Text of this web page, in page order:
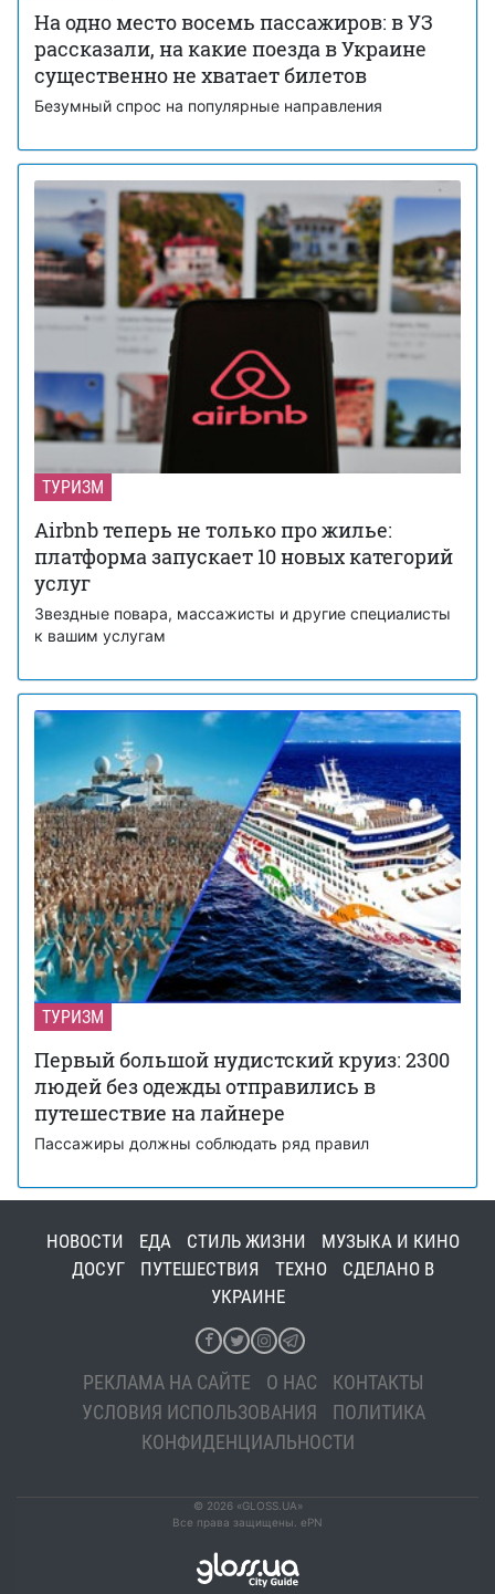
На одно место восемь пассажиров: в УЗ
рассказали, на какие поезда в Украине
существенно не хватает билетов
Безумный спрос на популярные направления
ТУРИЗМ
Airbnb теперь не только про жилье:
платформа запускает 10 новых категорий
услуг
Звездные повара, массажисты и другие специалисты
к вашим услугам
ТУРИЗМ
Первый большой нудистский круиз: 2300
людей без одежды отправились в
путешествие на лайнере
Пассажиры должны соблюдать ряд правил
НОВОСТИ ЕДА СТИЛЬ ЖИЗНИ
МУЗЫКА И КИНО
ДОСУГ
ПУТЕШЕСТВИЯ ТЕХНО
СДЕЛАНО В
УКРАИНЕ
РЕКЛАМА НА САЙТЕ О НАС
КОНТАКТЫ
УСЛОВИЯ ИСПОЛЬЗОВАНИЯ
ПОЛИТИКА
КОНФИДЕНЦИАЛЬНОСТИ
© 2026 «GLOSS.UA»
Все права защищены. ePN